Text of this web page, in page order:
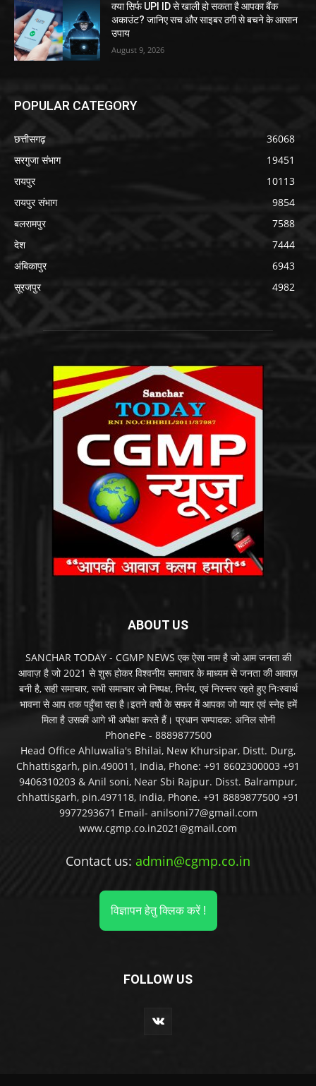
क्या सिर्फ UPI ID से खाली हो सकता है आपका बैंक
अकाउंट? जानिए सच और साइबर ठगी से बचने के आसान
उपाय
August 9, 2026
POPULAR CATEGORY
छत्तीसगढ़
36068
सरगुजा संभाग
19451
रायपुर
10113
रायपुर संभाग
9854
बलरामपुर
7588
देश
7444
अंबिकापुर
6943
सूरजपुर
4982
ABOUT US
SANCHAR TODAY - CGMP NEWS एक ऐसा नाम है जो आम जनता की
आवाज़ है जो 2021 से शुरू होकर विश्वनीय समाचार के माध्यम से जनता की आवाज़
बनी है, सही समाचार, सभी समाचार जो निष्पक्ष, निर्भय, एवं निरन्तर रहते हुए निःस्वार्थ
भावना से आप तक पहुँचा रहा है।इतने वर्षो के सफर में आपका जो प्यार एवं स्नेह हमें
मिला है उसकी आगे भी अपेक्षा करते हैं। प्रधान सम्पादक: अनिल सोनी
PhonePe - 8889877500
Head Office Ahluwalia's Bhilai, New Khursipar, Distt. Durg,
Chhattisgarh, pin.490011, India, Phone: +91 8602300003 +91
9406310203 & Anil soni, Near Sbi Rajpur. Disst. Balrampur,
chhattisgarh, pin.497118, India, Phone. +91 8889877500 +91
9977293671 Email- anilsoni77@gmail.com
www.cgmp.co.in2021@gmail.com
Contact us: admin@cgmp.co.in
विज्ञापन हेतु क्लिक करें !
FOLLOW US